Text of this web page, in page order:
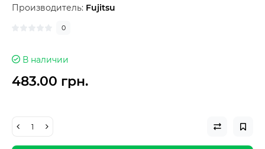
Производитель: Fujitsu
0
В наличии
483.00 грн.